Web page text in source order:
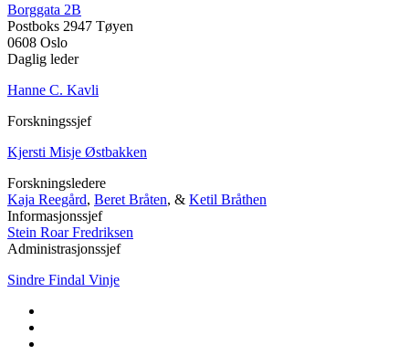
Borggata 2B
Postboks 2947 Tøyen
0608 Oslo
Daglig leder
Hanne C. Kavli
Forskningssjef
Kjersti Misje Østbakken
Forskningsledere
Kaja Reegård, Beret Bråten, & Ketil Bråthen
Informasjonssjef
Stein Roar Fredriksen
Administrasjonssjef
Sindre Findal Vinje